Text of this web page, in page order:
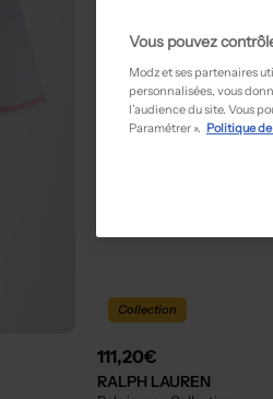
Collection
111,20€
RALPH LAUREN
Vous pouvez
Modz et ses partenaires
personnalisées, vous
l’audience du site. Vous
Paramétrer ». Politique